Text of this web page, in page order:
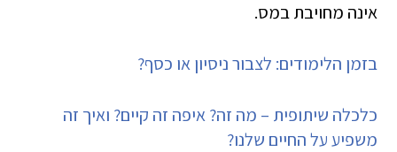
אינה מחויבת במס.
בזמן הלימודים: לצבור ניסיון או כסף?
כלכלה שיתופית – מה זה? איפה זה קיים? ואיך זה
משפיע על החיים שלנו?